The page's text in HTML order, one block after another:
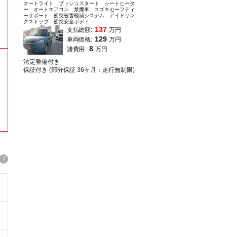
?
オートライト プッシュスタート シートヒータ
ー オートエアコン 禁煙車 スズキセーフティ
ーサポート 衝突被害軽減システム アイドリン
グストップ 衝突安全ボディ
支払総額: 137 万円
車両価格: 129 万円
諸費用: 8 万円
法定整備付き
保証付き (部分保証 36ヶ月：走行無制限)